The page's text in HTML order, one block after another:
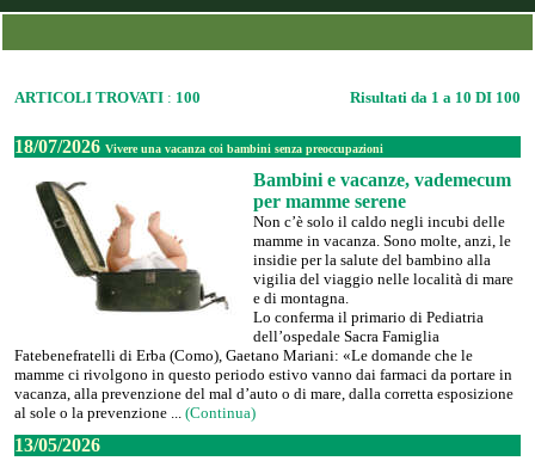
ARTICOLI TROVATI : 100 Risultati da 1 a 10 DI 100
18/07/2026 Vivere una vacanza coi bambini senza preoccupazioni
Bambini e vacanze, vademecum
per mamme serene
Non c’è solo il caldo negli incubi delle
mamme in vacanza. Sono molte, anzi, le
insidie per la salute del bambino alla
vigilia del viaggio nelle località di mare
e di montagna.
Lo conferma il primario di Pediatria
dell’ospedale Sacra Famiglia
Fatebenefratelli di Erba (Como), Gaetano Mariani: «Le domande che le
mamme ci rivolgono in questo periodo estivo vanno dai farmaci da portare in
vacanza, alla prevenzione del mal d’auto o di mare, dalla corretta esposizione
al sole o la prevenzione ... (Continua)
13/05/2026